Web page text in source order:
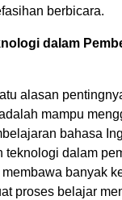
berbicara.
dalam
alasan
mampu
bahasa
teknologi dalam
banyak
proses belajar